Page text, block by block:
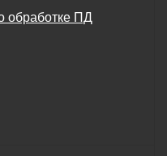
обработке ПД